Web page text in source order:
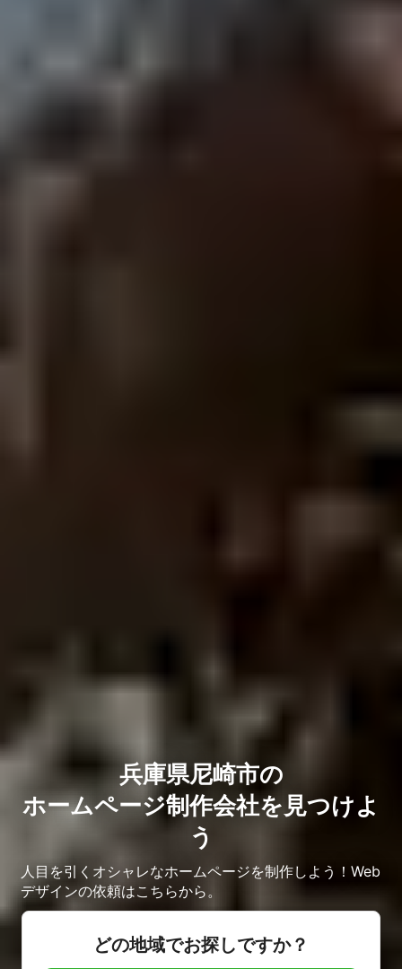
兵庫県尼崎市の
ホームページ制作会社を見つけよ
う
人目を引くオシャレなホームページを制作しよう！Web
デザインの依頼はこちらから。
どの地域でお探しですか？